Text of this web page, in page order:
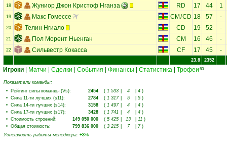
18 Жуниор Джон Кристоф Нганза RD 17 44 1
19 Макс Гомессе CM /CD 18 57 -
20 Телин Нгиало CD 19 52 -
21 Пол Морент Ньенган CM 16 46 -
22 Сильвестр Кокасса CF 17 45 -
23.8 2352
Игроки Матчи Сделки События Финансы Статистика Трофеи 60
Показатели команды:
• Рейтинг силы команды (Vs): 2454 ( 1 533 4 4 )
• Сила 11-ти лучших (s11): 2784 ( 1 317 5 5 )
• Сила 14-ти лучших (s14): 3158 ( 1 497 4 4 )
• Сила 17-ти лучших (s17): 3428 ( 1 741 4 4 )
• Стоимость строений: 149 050 000 ( 5 425 13 11 )
• Общая стоимость: 799 836 000 ( 3 215 7 7 )
Успешность работы менеджера: +3%